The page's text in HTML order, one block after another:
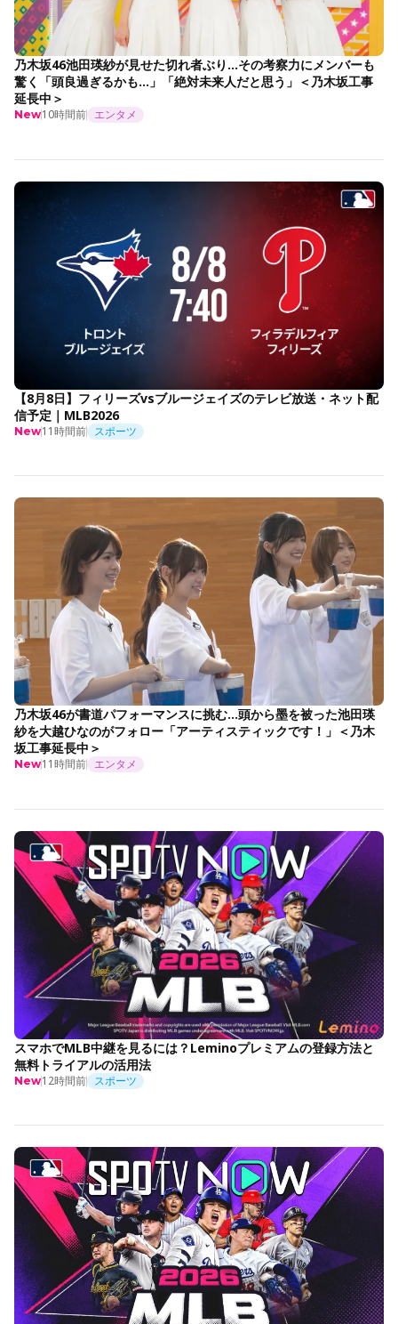
乃木坂46池田瑛紗が見せた切れ者ぶり…その考察力にメンバーも
驚く「頭良過ぎるかも…」「絶対未来人だと思う」＜乃木坂工事
延長中＞
New10時間前 エンタメ
【8月8日】フィリーズvsブルージェイズのテレビ放送・ネット配
信予定｜MLB2026
New11時間前 スポーツ
乃木坂46が書道パフォーマンスに挑む…頭から墨を被った池田瑛
紗を大越ひなのがフォロー「アーティスティックです！」＜乃木
坂工事延長中＞
New11時間前 エンタメ
スマホでMLB中継を見るには？Leminoプレミアムの登録方法と
無料トライアルの活用法
New12時間前 スポーツ